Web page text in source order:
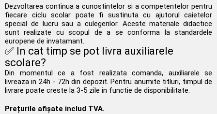
Dezvoltarea continua a cunostintelor si a competentelor pentru
fiecare ciclu scolar poate fi sustinuta cu ajutorul caietelor
special de lucru sau a culegerilor. Aceste materiale didactice
sunt realizate cu scopul de a se conforma la standardele
europene de invatamant.
✅ In cat timp se pot livra auxiliarele
scolare?
Din momentul ce a fost realizata comanda, auxiliarele se
livreaza in 24h - 72h din depozit. Pentru anumite titluri, timpul de
livrare poate creste la 3-5 zile in functie de disponibilitate.
Prețurile afișate includ TVA.